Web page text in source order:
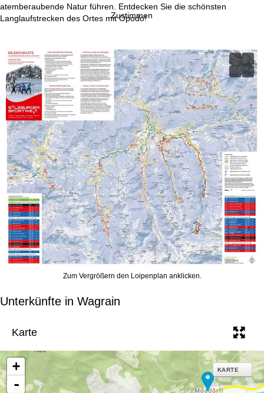
Zustimmen
e
t
e
atemberaubende Natur führen. Entdecken Sie die schönsten
Langlaufstrecken des Ortes mit Opodo!
Zum Vergrößern den Loipenplan anklicken.
Unterkünfte in Wagrain
Karte
+
-
KARTE